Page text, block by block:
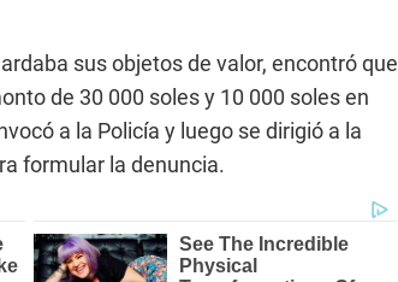
sus objetos de valor, encontró que
de 30 000 soles y 10 000 soles en
a la Policía y luego se dirigió a la
formular la denuncia.